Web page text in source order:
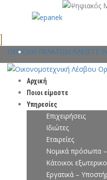
ΠΕΡΙΟΧΗ ΠΕΛΑΤΩΝ ΚΛΕΙΣΤΕ
Αρχική
Ποιοι είμαστε
Υπηρεσίες
Επιχειρήσεις
Ιδιώτες
Εταιρείες
Νομικά πρόσωπα
Κάτοικοι
Εργατικά –